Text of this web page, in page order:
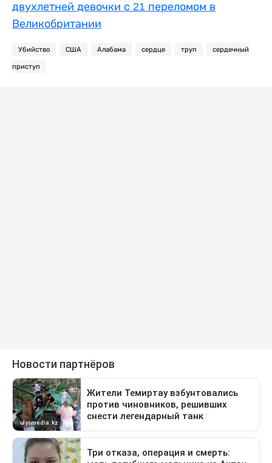
двухлетней девочки с 21 переломом в
Великобритании
Убийство США Алабама сердце труп сердечный
приступ